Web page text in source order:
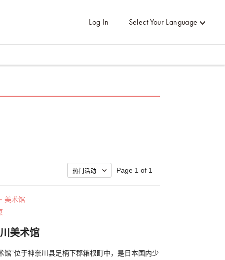
Log In Select Your Language
Page 1 of 1
美术馆
美术馆
馆”位于神奈川县足柄下郡箱根町中，是日本国内少